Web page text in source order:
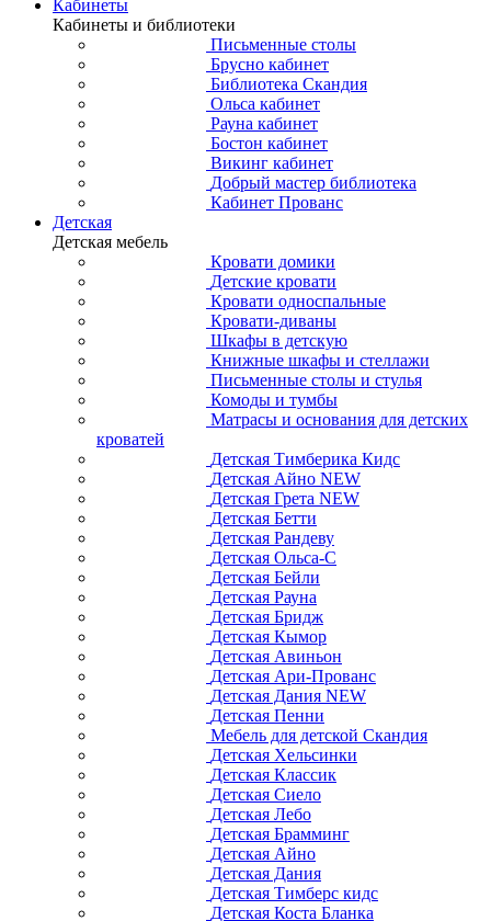
Спальня Мексика
Спальня Аледжи
Спальня Авиньон
Спальня Верона
Спальня Римини
Спальня Классика
Спальня Лирона
Спальня Французкий Прованс
Спальня Балтика
Спальня ECLIPSE
Спальня ICONS
Спальня RIVA
Спальня Ellipse
Спальня Berber
Спальня Andersen
Спальня Jules Verne
Спальня Bruni
Спальня Leontina
Спальня Olivia
Спальня Odri
Кабинеты
Кабинеты и библиотеки
Письменные столы
Брусно кабинет
Библиотека Скандия
Ольса кабинет
Рауна кабинет
Бостон кабинет
Викинг кабинет
Добрый мастер библиотека
Кабинет Прованс
Детская
Детская мебель
Кровати домики
Детские кровати
Кровати односпальные
Кровати-диваны
Шкафы в детскую
Книжные шкафы и стеллажи
Письменные столы и стулья